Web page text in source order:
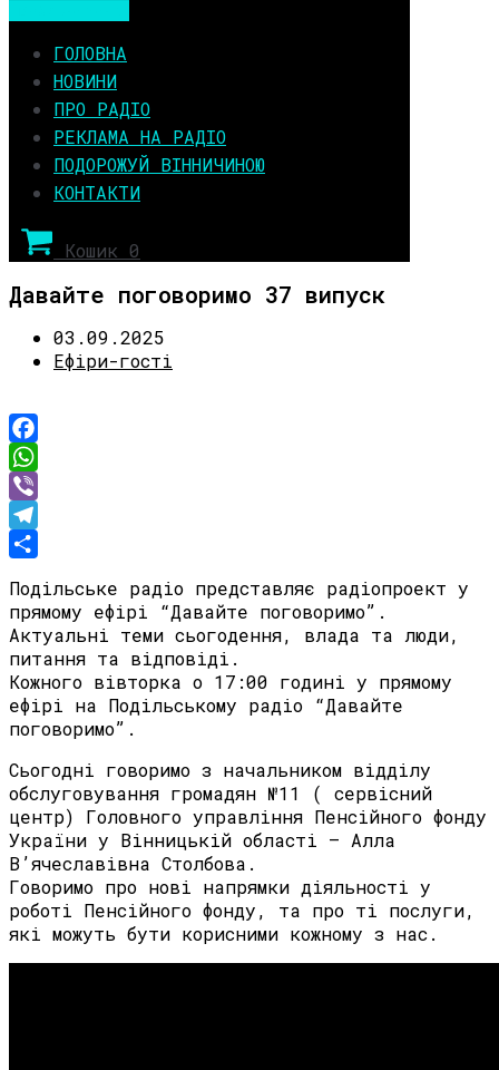
ГОЛОВНА
НОВИНИ
ПРО РАДІО
РЕКЛАМА НА РАДІО
ПОДОРОЖУЙ ВІННИЧИНОЮ
КОНТАКТИ
Кошик 0
Давайте поговоримо 37 випуск
03.09.2025
Ефіри-гості
Facebook
WhatsApp
Viber
Telegram
Подільське радіо представляє радіопроект у
прямому ефірі “Давайте поговоримо”.
Актуальні теми сьогодення, влада та люди,
питання та відповіді.
Кожного вівторка о 17:00 годині у прямому
ефірі на Подільському радіо “Давайте
поговоримо”.
Сьогодні говоримо з начальником відділу
обслуговування громадян №11 ( сервісний
центр) Головного управління Пенсійного фонду
України у Вінницькій області – Алла
В’ячеславівна Столбова.
Говоримо про нові напрямки діяльності у
роботі Пенсійного фонду, та про ті послуги,
які можуть бути корисними кожному з нас.